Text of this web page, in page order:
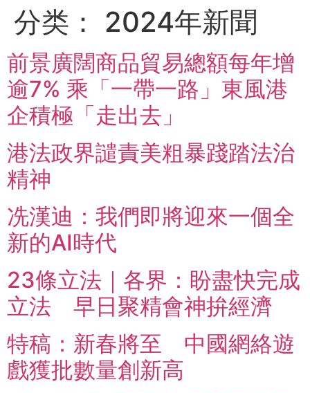
分类： 2024年新聞
前景廣闊商品貿易總額每年增
逾7% 乘「一帶一路」東風港
企積極「走出去」
港法政界譴責美粗暴踐踏法治
精神
冼漢迪：我們即將迎來一個全
新的AI時代
23條立法｜各界：盼盡快完成
立法 早日聚精會神拚經濟
特稿：新春將至 中國網絡遊
戲獲批數量創新高